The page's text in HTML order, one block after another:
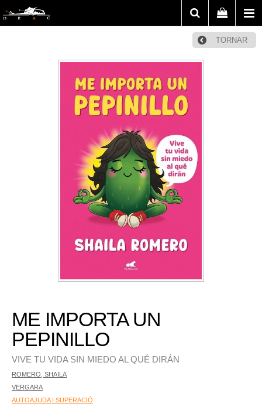
TORNAR
ME IMPORTA UN
PEPINILLO
VIVE TU VIDA SIN MIEDO AL QUÉ DIRÁN
ROMERO, SHAILA
VERGARA
AUTOAJUDA I SUPERACIÓ